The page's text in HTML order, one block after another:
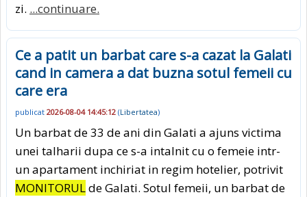
zi. ...continuare.
Ce a patit un barbat care s-a cazat la Galati
cand in camera a dat buzna sotul femeii cu
care era
publicat 2026-08-04 14:45:12 (Libertatea)
Un barbat de 33 de ani din Galati a ajuns victima
unei talharii dupa ce s-a intalnit cu o femeie intr-
un apartament inchiriat in regim hotelier, potrivit
MONITORULde Galati. Sotul femeii, un barbat de